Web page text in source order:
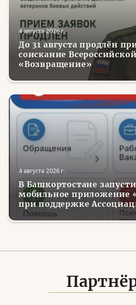
4 августа 2026 г.
До 31 августа продлён
соискание
«Возвращение»
4 августа 2026 г.
В Башкортостане
мобильное приложение
при поддержке
СВО